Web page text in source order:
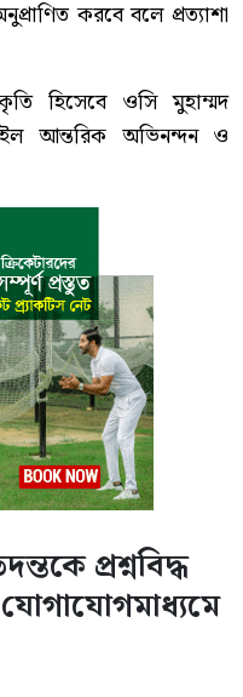
করবে বলে প্রত্যাশা
হিসেবে ওসি মুহাম্মদ
আন্তরিক অভিনন্দন ও
প্রশ্নবিদ্ধ